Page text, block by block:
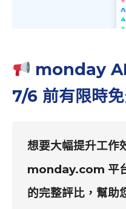
monday AI
7/6 前有限時免
想要大幅提升工作
monday.com 平
的完整評比，幫助